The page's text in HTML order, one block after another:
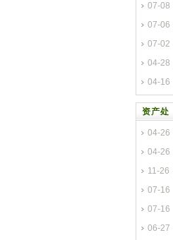
07-08
07-06
07-02
04-28
04-16
资产处
04-26
04-26
11-26
07-16
07-16
06-27